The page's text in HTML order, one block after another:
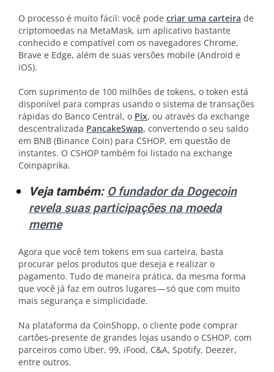
O processo é muito fácil: você pode criar uma carteira de
criptomoedas na MetaMask, um aplicativo bastante
conhecido e compatível com os navegadores Chrome,
Brave e Edge, além de suas versões mobile (Android e
iOS).
Com suprimento de 100 milhões de tokens, o token está
disponível para compras usando o sistema de transações
rápidas do Banco Central, o Pix, ou através da exchange
descentralizada PancakeSwap, convertendo o seu saldo
em BNB (Binance Coin) para CSHOP, em questão de
instantes. O CSHOP também foi listado na exchange
Coinpaprika.
Veja também:O fundador da Dogecoin
revela suas participações na moeda
meme
Agora que você tem tokens em sua carteira, basta
procurar pelos produtos que deseja e realizar o
pagamento. Tudo de maneira prática, da mesma forma
que você já faz em outros lugares — só que com muito
mais segurança e simplicidade.
Na plataforma da CoinShopp, o cliente pode comprar
cartões-presente de grandes lojas usando o CSHOP, com
parceiros como Uber, 99, iFood, C&A, Spotify, Deezer,
entre outros.